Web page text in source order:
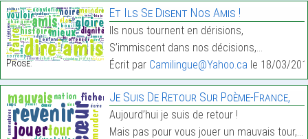
Prose:
Et Ils Se Disent Nos Amis !
Ils nous tournent en dérisions,
S’immiscent dans nos décisions,…
Écrit par Camilingue@Yahoo.ca le 18/03/
Je Suis De Retour Sur Poème-France,
Aujourd’hui je suis de retour !
Mais pas pour vous jouer un mauvais tour,…